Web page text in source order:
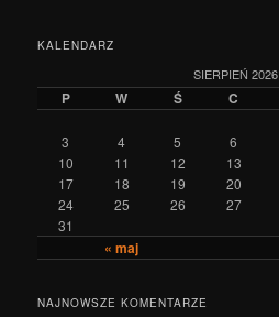
KALENDARZ
SIERPIEŃ 2026
P W Ś C
« maj
3
4 5 6
10
11 12 13
17
18 19 20
24
25 26 27
31
NAJNOWSZE KOMENTARZE